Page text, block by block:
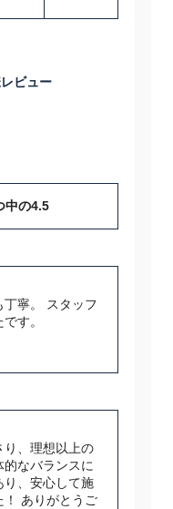
ビュー
中の4.5
寧。 スタッフ
す。
り、理想以上の
なバランスに
り、安心して施
！ ありがとうご